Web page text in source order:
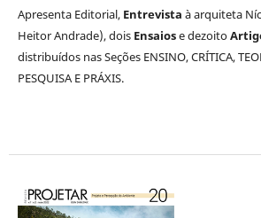
Apresenta Editorial, Entrevista à arquiteta
Heitor Andrade), dois Ensaiose dezoito
distribuídos nas Seções ENSINO, CRÍTICA,
PESQUISA E PRÁXIS.